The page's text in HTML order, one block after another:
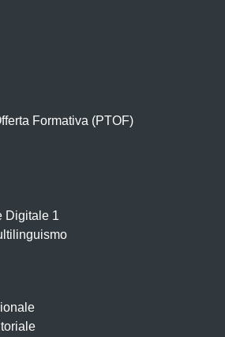
Formativa (PTOF)
Digitale 1